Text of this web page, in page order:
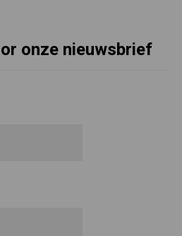
onze nieuwsbrief